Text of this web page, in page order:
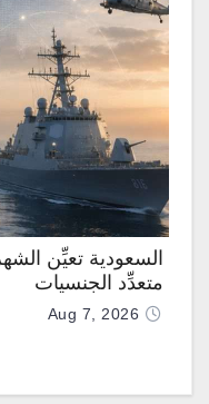
السعودية تعيِّن
متعدِّد الجنسيات
Aug 7, 2026